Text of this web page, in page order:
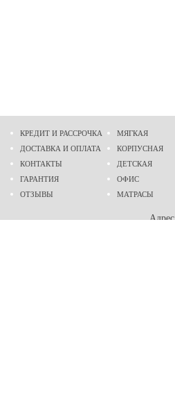
КРЕДИТ И РАССРОЧКА
ДОСТАВКА И ОПЛАТА
КОНТАКТЫ
ГАРАНТИЯ
ОТЗЫВЫ
МЯГКАЯ
КОРПУСНАЯ
ДЕТСКАЯ
ОФИС
МАТРАСЫ
Адрес